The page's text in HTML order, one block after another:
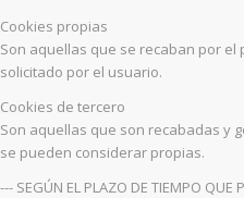
Cookies propias
Son aquellas que se recaban por
solicitado por el usuario.
Cookies de tercero
Son aquellas que son recabadas y
se pueden considerar propias.
--- SEGÚN EL PLAZO DE TIEMPO QUE